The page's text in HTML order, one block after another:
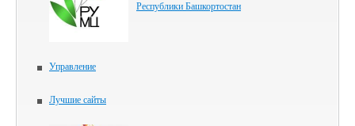
Республики Башкортостан
Управление
Лучшие сайты